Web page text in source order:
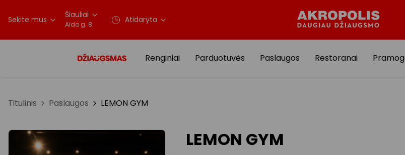
Sekite mus Šiauliai
Aido g. 8 Atidaryta
Renginiai Parduotuvės Paslaugos Restoranai
Titulinis Paslaugos LEMON GYM
LEMON GYM